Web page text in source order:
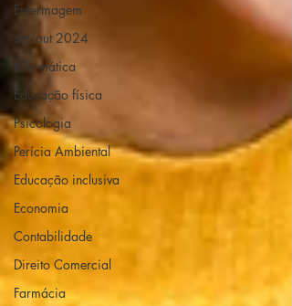
Enfermagem
set/out 2024
Informática
Educação física
Psicologia
Perícia Ambiental
Educação inclusiva
Economia
Contabilidade
Direito Comercial
Farmácia